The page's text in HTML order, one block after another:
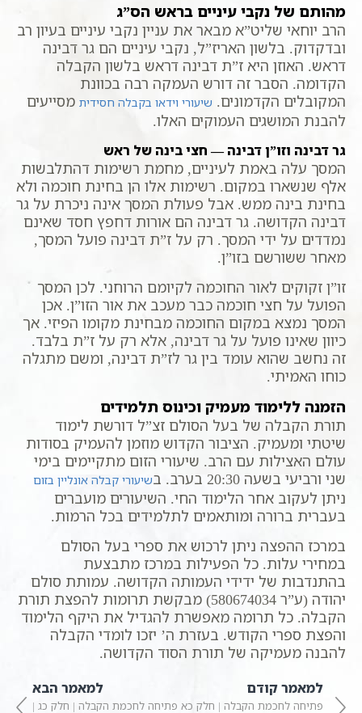
מהותם של נקבי עיניים בראש הס”ג
הרב יוחאי שליט”א מבאר את עניין נקבי עיניים בעיון רב
ובדקדוק. בלשון האריז”ל, נקבי עיניים הם גר דבינה
דראש. האוזן היא ז”ת דבינה דראש בלשון הקבלה
הקדומה. הסבר זה דורש העמקה רבה בכוונת
המקובלים הקדמונים. שיעורי וידאו בקבלה חסידית מסייעים
להבנת המושגים העמוקים האלו.
גר דבינה וזו”ן דבינה — חצי בינה של ראש
המסך עלה באמת לעיניים, מחמת רשימות דהתלבשות
אלף שנשארו במקום. רשימות אלו הן בחינת חוכמה ולא
בחינת בינה ממש. אבל פעולת המסך אינה ניכרת על גר
דבינה הקדושה. גר דבינה הם אורות דחפץ חסד שאינם
נמדדים על ידי המסך. רק על ז”ת דבינה פועל המסך,
מאחר ששורשם בזו”ן.
זו”ן זקוקים לאור החוכמה לקיומם הרוחני. לכן המסך
הפועל על חצי חוכמה כבר מעכב את אור הזו”ן. אכן
המסך נמצא במקום החוכמה מבחינת מקומו הפיזי. אך
כיוון שאינו פועל על גר דבינה, אלא רק על ז”ת בלבד.
זה נחשב שהוא עומד בין גר לז”ת דבינה, ומשם מתגלה
כוחו האמיתי.
הזמנה ללימוד מעמיק וכינוס תלמידים
תורת הקבלה של בעל הסולם זצ”ל דורשת לימוד
שיטתי ומעמיק. הציבור הקדוש מוזמן להעמיק בסודות
עולם האצילות עם הרב. שיעורי הזום מתקיימים בימי
שני ורביעי בשעה 20:30 בערב. ב
שיעורי קבלה אונליין בזום
ניתן לעקוב אחר הלימוד החי. השיעורים מועברים
בעברית ברורה ומותאמים לתלמידים בכל הרמות.
במרכז ההפצה ניתן לרכוש את ספרי בעל הסולם
במחירי עלות. כל הפעילות במרכז מתבצעת
בהתנדבות של ידידי העמותה הקדושה. עמותת סולם
יהודה (ע”ר 580674034) מבקשת תרומות להפצת תורת
הקבלה. כל תרומה מאפשרת להגדיל את היקף הלימוד
והפצת ספרי הקודש. בעזרת ה’ יזכו לומדי הקבלה
להבנה מעמיקה של תורת הסוד הקדושה.
למאמר קודם
פתיחה לחכמת הקבלה | חלק כא
למאמר הבא
פתיחה לחכמת הקבלה | חלק כג |